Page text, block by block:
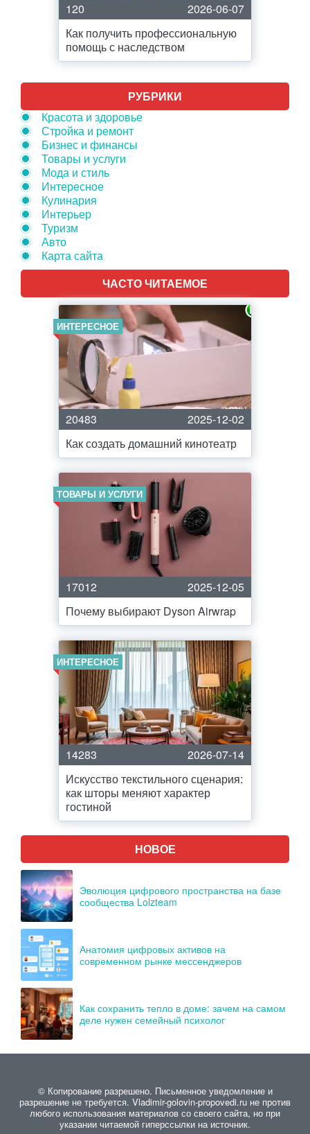
120
2026-06-07
Как получить профессиональную
помощь с наследством
РУБРИКИ
Красота и здоровье
Стройка и ремонт
Бизнес и финансы
Товары и услуги
Мода и стиль
Интересное
Кулинария
Интерьер
Туризм
Авто
Карта сайта
ЧАСТО ЧИТАЕМОЕ
ИНТЕРЕСНОЕ
20483
2025-12-02
Как создать домашний кинотеатр
ТОВАРЫ И УСЛУГИ
17012
2025-12-05
Почему выбирают Dyson Airwrap
ИНТЕРЕСНОЕ
14283
2026-07-14
Искусство текстильного сценария:
как шторы меняют характер
гостиной
НОВОЕ
Эволюция цифрового пространства на базе
сообщества Lolzteam
Анатомия цифровых активов на
современном рынке мессенджеров
Как сохранить тепло в доме: зачем на самом
деле нужен семейный психолог
© Копирование разрешено. Письменное уведомление и
разрешение не требуется. Vladimir-golovin-propovedi.ru не против
любого использования материалов со своего сайта, но при
указании читаемой гиперссылки на источник.